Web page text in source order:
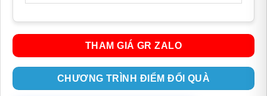
THAM GIÁ GR ZALO
CHƯƠNG TRÌNH ĐIỂM ĐỔI QUÀ